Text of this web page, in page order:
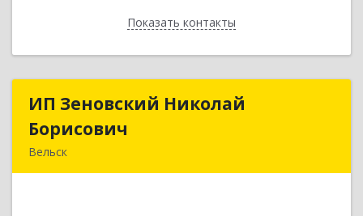
Показать контакты
Назад
ИП Зеновский Николай
Борисович
Вельск
ИП Зеновский Николай